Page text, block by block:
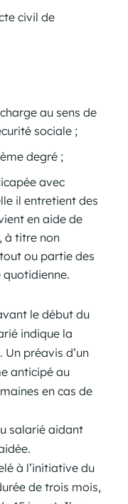
civil de
au sens de
sociale ;
degré ;
avec
il entretient des
en aide de
à titre non
ou partie des
le début du
indique la
préavis d’un
anticipé au
en cas de
salarié aidant
à l’initiative du
de trois mois,